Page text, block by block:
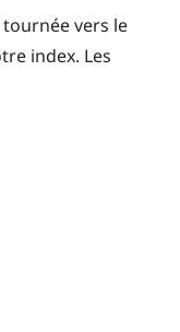
vers le
index. Les